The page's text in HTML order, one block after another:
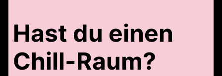
Hast du einen
Chill-Raum?